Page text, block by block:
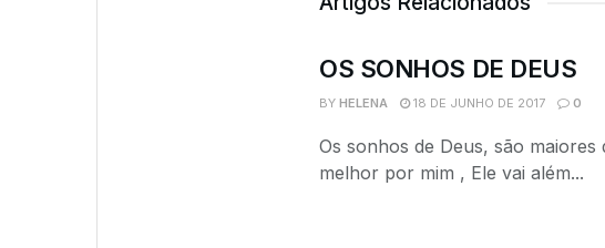
OS SONHOS DE DEUS
BY HELENA 18 DE JUNHO DE 2017 0
Os sonhos de Deus, são
melhor por mim , Ele vai além...